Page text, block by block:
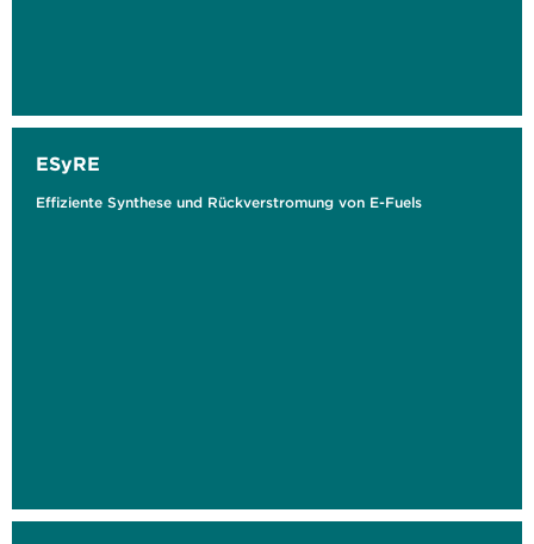
ESyRE
Effiziente Synthese und Rückverstromung von E-Fuels